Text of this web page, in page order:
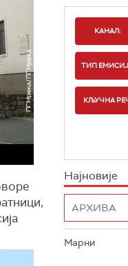
КАНАЛ:
ТИП
КЉУЧНА
Најновије
Марни